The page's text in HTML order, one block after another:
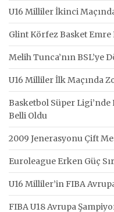
U16 Milliler İkinci
Glint Körfez Basket
Melih Tunca’nın
U16 Milliler İlk Maçında
Basketbol Süper
Belli Oldu
2009 Jenerasyonu Çift
Euroleague Erken Güç
U16 Milliler’in FIBA
FIBA U18 Avrupa